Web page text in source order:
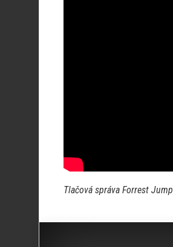
Tlačová správa Forrest Jump